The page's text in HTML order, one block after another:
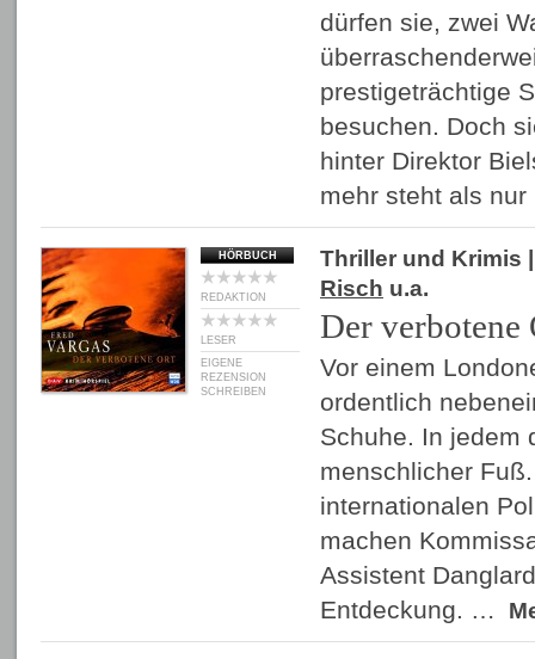
dürfen sie, zwei
prestigeträchtige
besuchen. Doch
hinter Direktor
mehr steht als
HÖRBUCH
REDAKTION
LESER
EIGENE
REZENSION
SCHREIBEN
Thriller und Krimis
Risch u.a.
Der verbotene
Vor einem
ordentlich
Schuhe. In jedem
menschlicher
internationalen
machen
Assistent
Entdeckung. …